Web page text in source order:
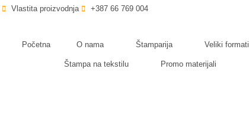
Vlastita proizvodnja +387 66 769 004
Početna O nama Štamparija Veliki formati
Štampa na tekstilu Promo materijali